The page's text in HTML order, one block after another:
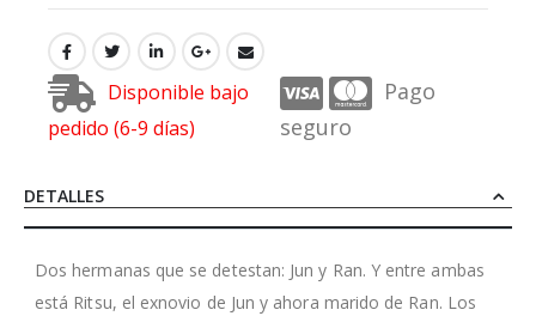
Disponible bajo
pedido (6-9 días)
Pago
seguro
DETALLES
Dos hermanas que se detestan: Jun y Ran. Y entre ambas
está Ritsu, el exnovio de Jun y ahora marido de Ran. Los